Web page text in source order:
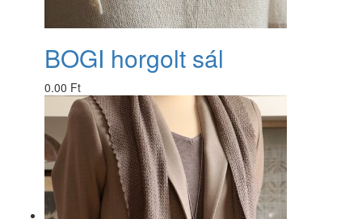
BOGI horgolt sál
0.00 Ft